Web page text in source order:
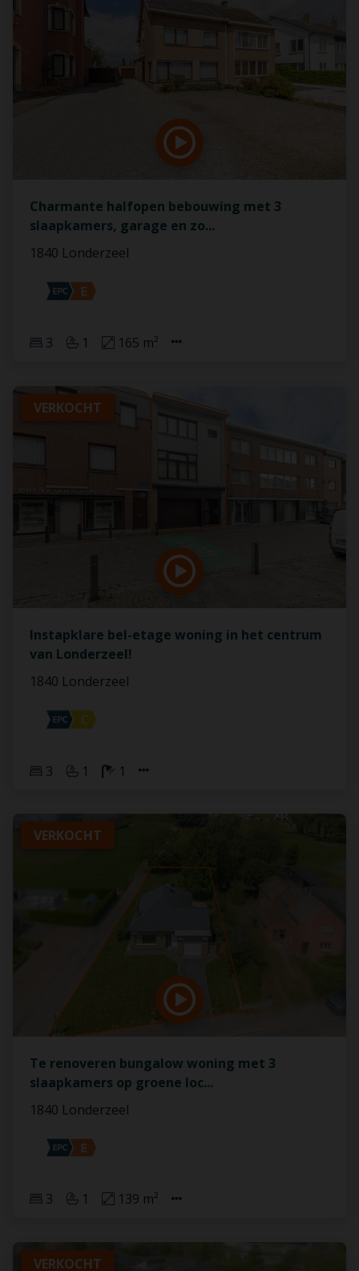
Charmante halfopen bebouwing met 3
slaapkamers, garage en zo...
1840 Londerzeel
3 1 165 m²
VERKOCHT
Instapklare bel-etage woning in het centrum
van Londerzeel!
1840 Londerzeel
3 1 1
VERKOCHT
Te renoveren bungalow woning met 3
slaapkamers op groene loc...
1840 Londerzeel
3 1 139 m²
VERKOCHT